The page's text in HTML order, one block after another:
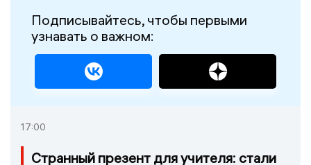
Подписывайтесь, чтобы первыми
узнавать о важном:
17:00
Странный презент для учителя: стали